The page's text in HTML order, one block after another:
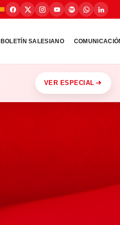
BOLETÍN SALESIANO
VER ESPECIAL